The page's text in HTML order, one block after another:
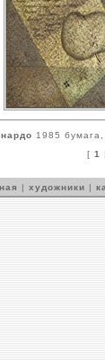
1985
[ 1
| художники |